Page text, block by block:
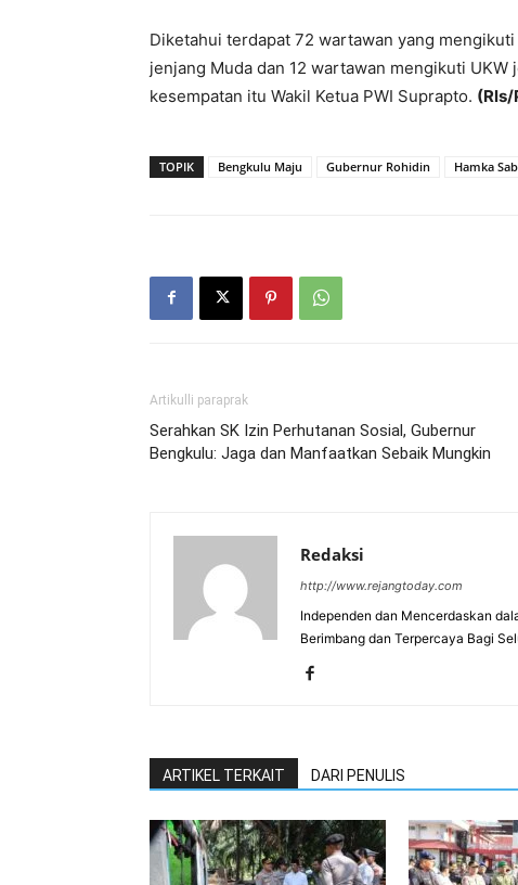
Diketahui terdapat 72 wartawan yang
jenjang Muda dan 12 wartawan mengikuti UKW
kesempatan itu Wakil Ketua PWI Suprapto. (Rls/
TOPIK Bengkulu Maju Gubernur Rohidin Hamka
Artikulli paraprak
Serahkan SK Izin Perhutanan Sosial, Gubernur
Bengkulu: Jaga dan Manfaatkan Sebaik Mungkin
Redaksi
http://www.rejangtoday.com
Independen dan Mencerdaskan
Berimbang dan Terpercaya Bagi
ARTIKEL TERKAIT DARI PENULIS